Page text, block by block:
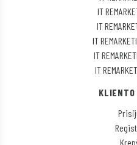
IT
IT
IT
IT
IT
KLIENTO